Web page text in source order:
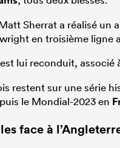
Sherrat a réalisé un
en troisième ligne
est lui reconduit, associé
restent sur une série
le Mondial-2023 en
face à